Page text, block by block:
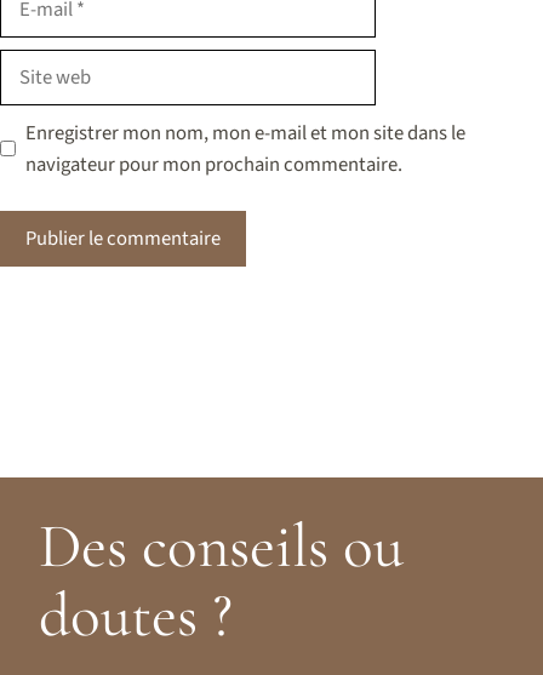
Site
Enregistrer mon nom, mon e-mail et mon site dans le
navigateur pour mon prochain commentaire.
Des conseils ou
doutes ?